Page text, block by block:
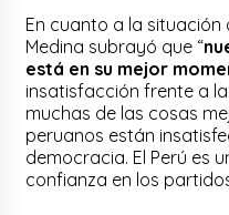
En cuanto a la situación
Medina subrayó que “
está en su mejor
insatisfacción frente a
muchas de las cosas
peruanos están
democracia. El Perú es
confianza en los